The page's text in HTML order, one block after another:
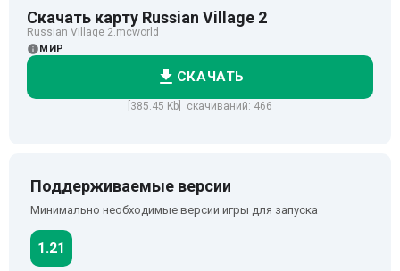
Скачать карту Russian Village 2
Russian Village 2.mcworld
МИР
СКАЧАТЬ
[385.45 Kb] скачиваний: 466
Поддерживаемые версии
Минимально необходимые версии игры для запуска
1.21